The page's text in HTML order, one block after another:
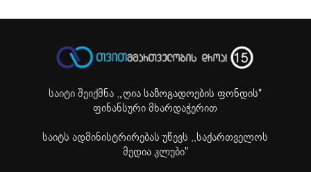
საიტი შეიქმნა ,„ღია საზოგადოების ფონდის"
ფინანსური მხარდაჭერით
საიტს ადმინისტრირებას უწევს ,,საქართველოს
მედია კლუბი"